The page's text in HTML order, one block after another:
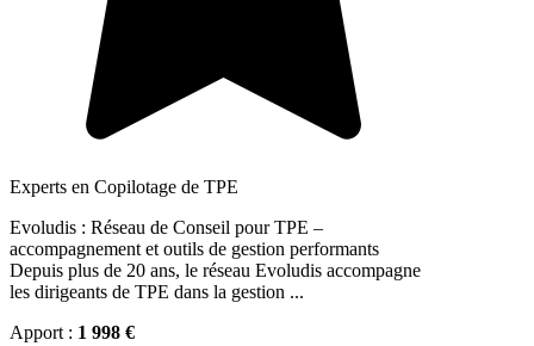
Experts en Copilotage de TPE
Evoludis : Réseau de Conseil pour TPE –
accompagnement et outils de gestion performants
Depuis plus de 20 ans, le réseau Evoludis accompagne
les dirigeants de TPE dans la gestion ...
Apport : 1 998 €